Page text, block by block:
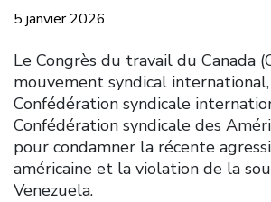
5 janvier 2026
Le Congrès du travail du Canada
mouvement syndical
Confédération syndicale
Confédération syndicale des
pour condamner la récente
américaine et la violation de la
Venezuela.